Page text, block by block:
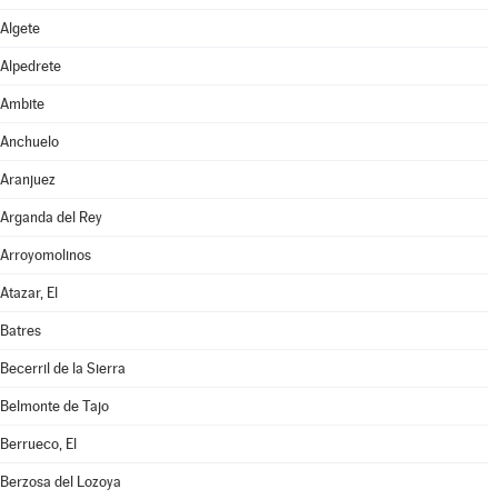
Algete
Alpedrete
Ambite
Anchuelo
Aranjuez
Arganda del Rey
Arroyomolinos
Atazar, El
Batres
Becerril de la Sierra
Belmonte de Tajo
Berrueco, El
Berzosa del Lozoya